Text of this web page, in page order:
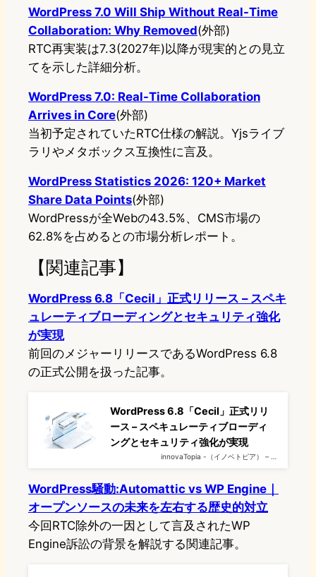
WordPress 7.0 Will Ship Without Real-Time
Collaboration: Why Removed(外部)
RTC再実装は7.3(2027年)以降が現実的との見立
てを示した詳細分析。
WordPress 7.0: Real-Time Collaboration
Arrives in Core(外部)
当初予定されていたRTC仕様の解説。Yjsライブ
ラリやメタボックス互換性に言及。
WordPress Statistics 2026: 120+ Market
Share Data Points(外部)
WordPressが全Webの43.5%、CMS市場の
62.8%を占めるとの市場分析レポート。
【関連記事】
WordPress 6.8「Cecil」正式リリース – スペキ
ュレーティブローディングとセキュリティ強化
が実現
前回のメジャーリリースであるWordPress 6.8
の正式公開を扱った記事。
WordPress 6.8「Cecil」正式リリ
ース – スペキュレーティブローディ
ングとセキュリティ強化が実現
innovaTopia -（イノベトピア） – …
WordPress騒動:Automattic vs WP Engine｜
オープンソースの未来を左右する歴史的対立
今回RTC除外の一因として言及されたWP
Engine訴訟の背景を解説する関連記事。